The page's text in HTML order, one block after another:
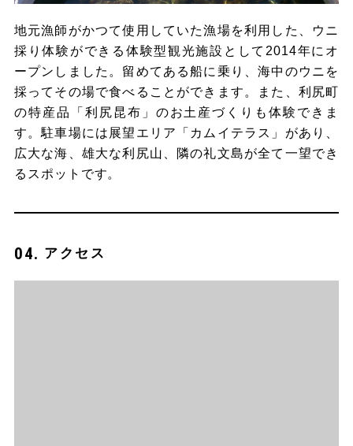
地元漁師がかつて使用していた漁場を利用した、ウニ
採り体験ができる体験型観光施設として2014年にオ
ープンしました。留めてある船に乗り、海中のウニを
採ってその場で食べることができます。また、利尻町
の特産品「利尻昆布」のお土産づくりも体験できま
す。駐車場には展望エリア「カムイテラス」があり、
広大な海、雄大な利尻山、隣の礼文島が全て一望でき
るスポットです。
アクセス